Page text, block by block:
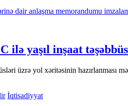
yaşıl inşaat
üzrə yol xəritəsinin hazırlanması
İqtisadiyyat